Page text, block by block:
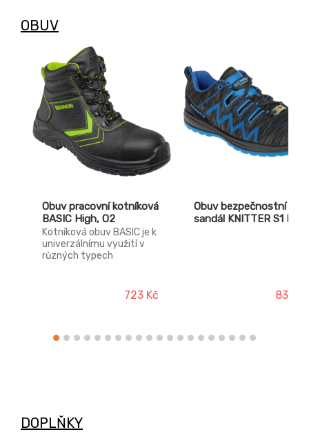
impregnačními spreji.
OBUV
Obuv pracovní kotníková
BASIC High, O2
Kotníková obuv BASIC je k
univerzálnímu využití v
různých typech
723 Kč
Obuv bezpečnostní
sandál KNITTER S1 ESD
834
DOPLŇKY